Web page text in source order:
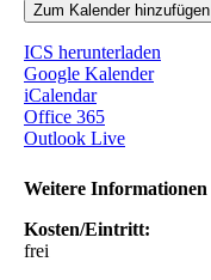
Zum Kalender hinzufügen
ICS herunterladen
Google Kalender
iCalendar
Office 365
Outlook Live
Weitere Informationen
Kosten/Eintritt:
frei